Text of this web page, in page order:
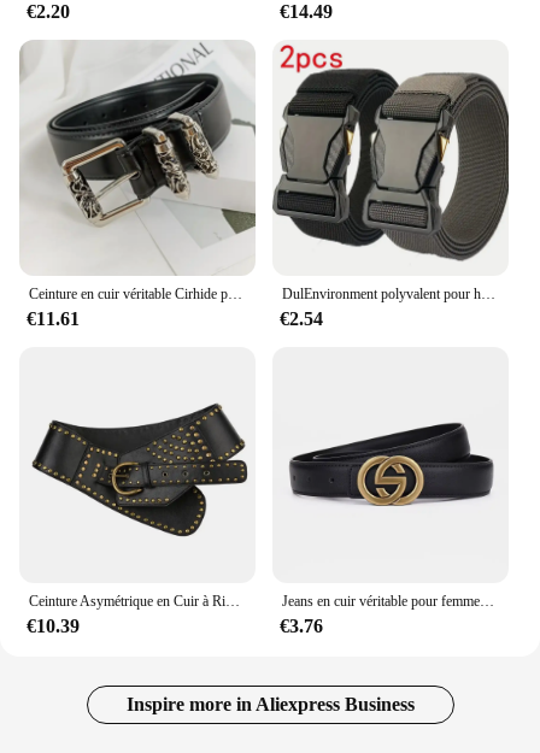
€2.20 €14.49
Ceinture en cuir véritable Cirhide pour femme, marque de luxe haut de gamme, large, cœur, designer, punk, gothique, jeans, mode
€11.61
DulEnvironment polyvalent pour hommes, durable, design réglable, adapté aux amateurs de chasse et de sport en plein air, 2 pièces
€2.54
Ceinture Asymétrique en Cuir à Rivets pour Femme, Accessoire Esthétique Harajuku, Streetwear, Style Punk, Amissié, Chic
€10.39
Jeans en cuir véritable pour femmes, robe assortie, haute qualité, structure dorée, mode, environnement
€3.76
Inspire more in Aliexpress Business